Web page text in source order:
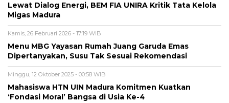
Lewat Dialog Energi, BEM FIA UNIRA Kritik Tata Kelola
Migas Madura
Kamis, 26 Februari 2026 - 17:19 WIB
Menu MBG Yayasan Rumah Juang Garuda Emas
Dipertanyakan, Susu Tak Sesuai Rekomendasi
Minggu, 12 Oktober 2025 - 00:58 WIB
Mahasiswa HTN UIN Madura Komitmen Kuatkan
‘Fondasi Moral’ Bangsa di Usia Ke-4